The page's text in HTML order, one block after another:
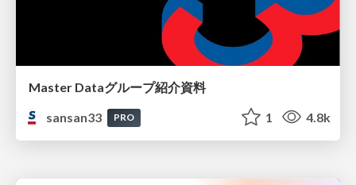
Master Dataグループ紹介資料
sansan33
PRO 1 4.8k